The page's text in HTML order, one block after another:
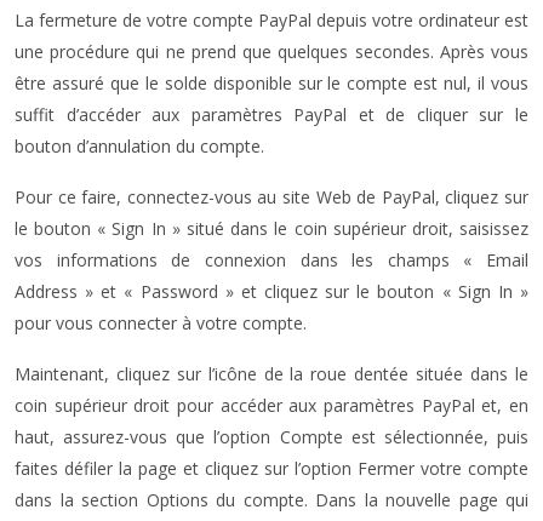
La fermeture de votre compte PayPal depuis votre ordinateur est
une procédure qui ne prend que quelques secondes. Après vous
être assuré que le solde disponible sur le compte est nul, il vous
suffit d’accéder aux paramètres PayPal et de cliquer sur le
bouton d’annulation du compte.
Pour ce faire, connectez-vous au site Web de PayPal, cliquez sur
le bouton « Sign In » situé dans le coin supérieur droit, saisissez
vos informations de connexion dans les champs « Email
Address » et « Password » et cliquez sur le bouton « Sign In »
pour vous connecter à votre compte.
Maintenant, cliquez sur l’icône de la roue dentée située dans le
coin supérieur droit pour accéder aux paramètres PayPal et, en
haut, assurez-vous que l’option Compte est sélectionnée, puis
faites défiler la page et cliquez sur l’option Fermer votre compte
dans la section Options du compte. Dans la nouvelle page qui